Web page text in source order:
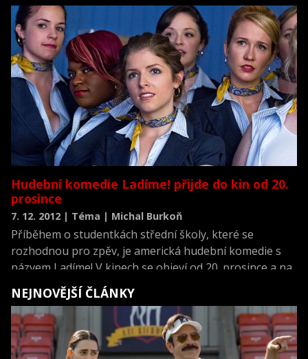
komedie plná dobré muziky, jaká tu už dlouho nebyla.
Nesnaží se spoléhat jen na netradiční předělávky
světových hitů, stejně důležité jsou pro ni dobrý příběh
a sympatičtí hrdinové z „masa a kostí“. I proto si tvůrci
do hlavní role vybrali na Oscara nominovanou Annu
Kendrick, která před pár lety ve velkém stylu vstoupila
na filmové plátno v komedii Lítám v tom.
Hudební komedie Ladíme! přijde do kin od 20.
prosince
7. 12. 2012 | Téma | Michal Burkoň
Příběhem o studentkách střední školy, které se
rozhodnou pro zpěv, je americká hudební komedie s
názvem Ladíme! V kinech se objeví od 20. prosince a na
pracovní projekci v Praze ji představila distribuční
společnost Bontonfilm. Hlavní roli ve snímku ztvárnila
na Oscara nominovaná Anna Kendricková. Před pár lety
ve velkém stylu vstoupila na filmové plátno v komedii
Lítám v tom.
NEJNOVĚJŠÍ ČLÁNKY